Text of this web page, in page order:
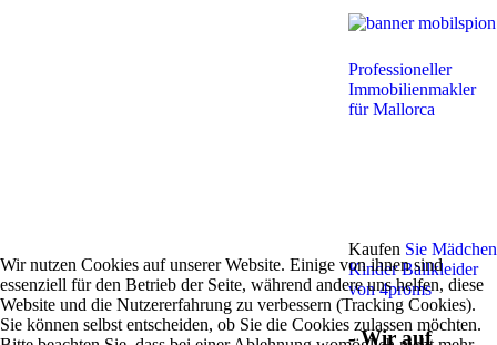
Professioneller
Immobilienmakler
für Mallorca
Kaufen Sie Mädchen
Kinder Ballkleider
von 4proms
- Wir auf
Wir nutzen Cookies auf unserer Website. Einige von ihnen sind
essenziell für den Betrieb der Seite, während andere uns helfen, diese
Website und die Nutzererfahrung zu verbessern (Tracking Cookies).
Sie können selbst entscheiden, ob Sie die Cookies zulassen möchten.